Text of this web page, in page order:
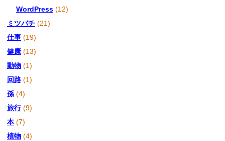
WordPress (12)
ミツバチ (21)
仕事 (19)
健康 (13)
動物 (1)
回路 (1)
孫 (4)
旅行(9)
本(7)
植物 (4)